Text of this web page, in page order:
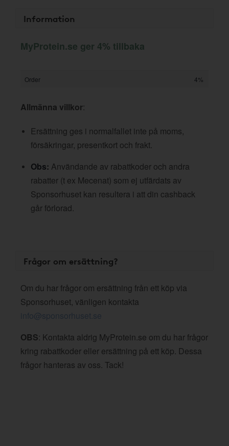
Information
MyProtein.se ger 4% tillbaka
Order 4%
Allmänna villkor:
Ersättning ges i normalfallet inte på moms,
försäkringar, presentkort och frakt.
Obs: Användande av rabattkoder och andra
rabatter (t ex Mecenat) som ej utfärdats av
Sponsorhuset kan resultera i att din cashback
går förlorad.
Frågor om ersättning?
Om du har frågor om ersättning från ett köp via
Sponsorhuset, vänligen kontakta
info@sponsorhuset.se
OBS: Kontakta aldrig MyProtein.se om du har frågor
kring rabattkoder eller ersättning på ett köp. Dessa
frågor hanteras av oss. Tack!